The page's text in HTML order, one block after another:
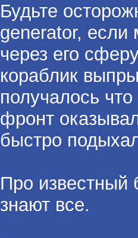
Будьте
generator, если
через его
кораблик
получалось
фронт
быстро
Про известный
знают все.